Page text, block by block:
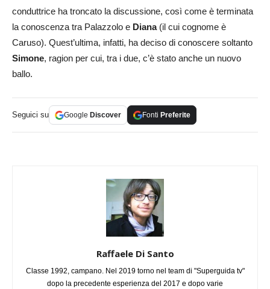
conduttrice ha troncato la discussione, così come è terminata
la conoscenza tra Palazzolo e Diana(il cui cognome è
Caruso). Quest’ultima, infatti, ha deciso di conoscere soltanto
Simone, ragion per cui, tra i due, c’è stato anche un nuovo
ballo.
Seguici su Google Discover Fonti Preferite
Raffaele Di Santo
Classe 1992, campano. Nel 2019 torno nel team di "Superguida tv"
dopo la precedente esperienza del 2017 e dopo varie